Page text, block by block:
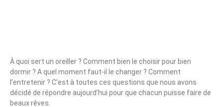
À quoi sert un oreiller ? Comment bien le choisir pour bien
dormir ? A quel moment faut-il le changer ? Comment
l’entretenir ? C’est à toutes ces questions que nous avons
décidé de répondre aujourd’hui pour que chacun puisse faire de
beaux rêves.